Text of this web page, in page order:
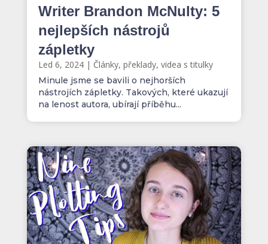
Writer Brandon McNulty: 5
nejlepších nástrojů
zápletky
Led 6, 2024| Články, překlady, videa s titulky
Minule jsme se bavili o nejhorších
nástrojích zápletky. Takových, které ukazují
na lenost autora, ubírají příběhu...